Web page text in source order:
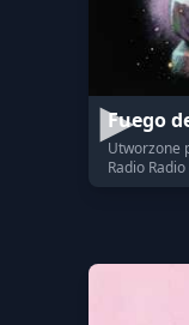
Fuego
Utworzone
Radio